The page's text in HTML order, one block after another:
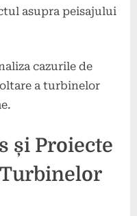
asupra peisajului
cazurile de
a turbinelor
și Proiecte